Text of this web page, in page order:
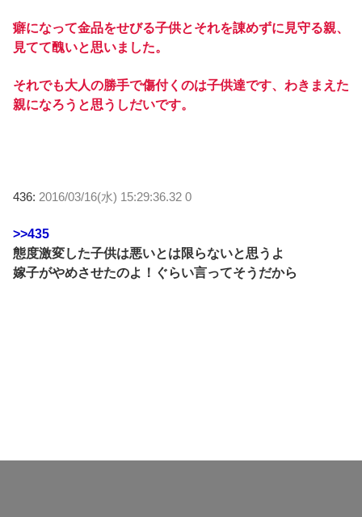
癖になって金品をせびる子供とそれを諌めずに見守る親、
見てて醜いと思いました。
それでも大人の勝手で傷付くのは子供達です、わきまえた
親になろうと思うしだいです。
436: 2016/03/16(水) 15:29:36.32 0
>>435
態度激変した子供は悪いとは限らないと思うよ
嫁子がやめさせたのよ！ぐらい言ってそうだから